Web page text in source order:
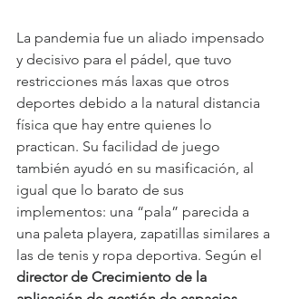
La pandemia fue un aliado impensado
y decisivo para el pádel, que tuvo
restricciones más laxas que otros
deportes debido a la natural distancia
física que hay entre quienes lo
practican. Su facilidad de juego
también ayudó en su masificación, al
igual que lo barato de sus
implementos: una “pala” parecida a
una paleta playera, zapatillas similares a
las de tenis y ropa deportiva. Según el
director de Crecimiento de la